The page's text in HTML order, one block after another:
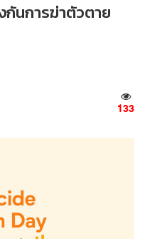
กันการฆ่าตัวตาย
133